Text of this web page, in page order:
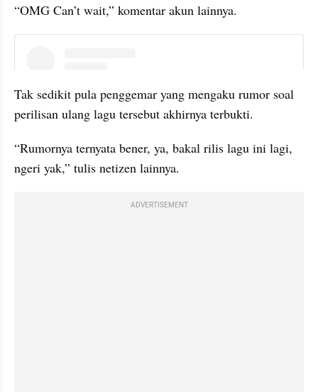
“OMG Can’t wait,” komentar akun lainnya.
Tak sedikit pula penggemar yang mengaku rumor soal
perilisan ulang lagu tersebut akhirnya terbukti.
“Rumornya ternyata bener, ya, bakal rilis lagu ini lagi,
ngeri yak,” tulis netizen lainnya.
ADVERTISEMENT